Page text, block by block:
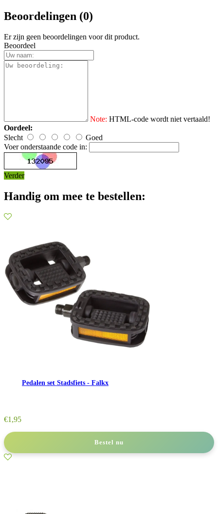
Beoordelingen (0)
Er zijn geen beoordelingen voor dit product.
Beoordeel
Note: HTML-code wordt niet vertaald!
Oordeel:
Slecht
Goed
Voer onderstaande code in:
Verder
Handig om mee te bestellen:
Pedalen set Stadsfiets - Falkx
€1,95
Bestel nu